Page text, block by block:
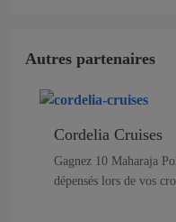
Autres partenaires
Cordelia Cruises
Gagnez 10 Maharaja
dépensés lors de vos